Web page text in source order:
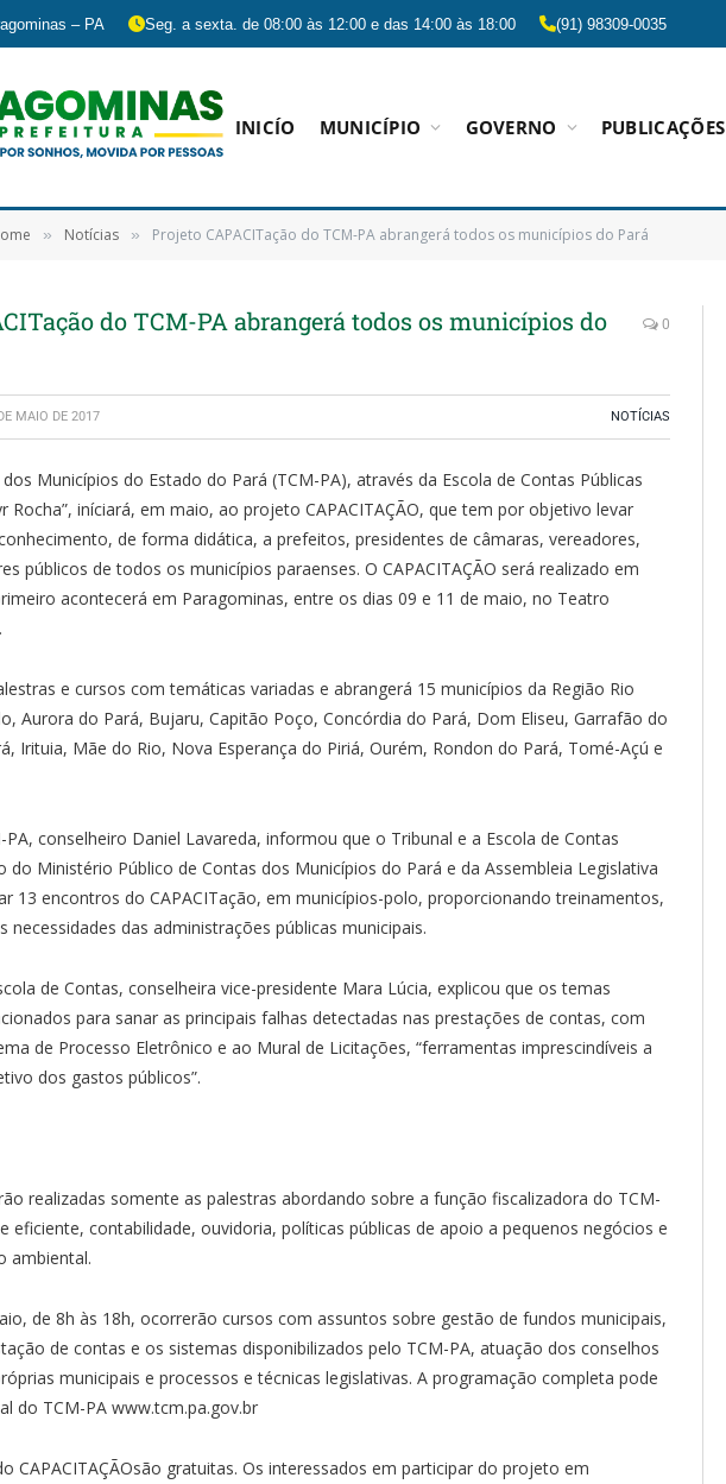
– PA Seg. a sexta. de 08:00 às 12:00 e das 14:00 às 18:00 (91) 98309-0035
INICÍO MUNICÍPIO GOVERNO PUBLICAÇÕES
» Notícias » Projeto CAPACITação do TCM-PA abrangerá todos os municípios do Pará
do TCM-PA abrangerá todos os municípios do
0
MAIO DE 2017 NOTÍCIAS
Municípios do Estado do Pará (TCM-PA), através da Escola de Contas Públicas
Rocha”, iníciará, em maio, ao projeto CAPACITAÇÃO, que tem por objetivo levar
de forma didática, a prefeitos, presidentes de câmaras, vereadores,
públicos de todos os municípios paraenses. O CAPACITAÇÃO será realizado em
acontecerá em Paragominas, entre os dias 09 e 11 de maio, no Teatro
e cursos com temáticas variadas e abrangerá 15 municípios da Região Rio
Aurora do Pará, Bujaru, Capitão Poço, Concórdia do Pará, Dom Eliseu, Garrafão do
Irituia, Mãe do Rio, Nova Esperança do Piriá, Ourém, Rondon do Pará, Tomé-Açú e
conselheiro Daniel Lavareda, informou que o Tribunal e a Escola de Contas
do Ministério Público de Contas dos Municípios do Pará e da Assembleia Legislativa
13 encontros do CAPACITação, em municípios-polo, proporcionando treinamentos,
necessidades das administrações públicas municipais.
de Contas, conselheira vice-presidente Mara Lúcia, explicou que os temas
para sanar as principais falhas detectadas nas prestações de contas, com
de Processo Eletrônico e ao Mural de Licitações, “ferramentas imprescindíveis a
dos gastos públicos”.
realizadas somente as palestras abordando sobre a função fiscalizadora do TCM-
eficiente, contabilidade, ouvidoria, políticas públicas de apoio a pequenos negócios e
ambiental.
de 8h às 18h, ocorrerão cursos com assuntos sobre gestão de fundos municipais,
de contas e os sistemas disponibilizados pelo TCM-PA, atuação dos conselhos
municipais e processos e técnicas legislativas. A programação completa pode
do TCM-PA www.tcm.pa.gov.br
CAPACITAÇÃOsão gratuitas. Os interessados em participar do projeto em